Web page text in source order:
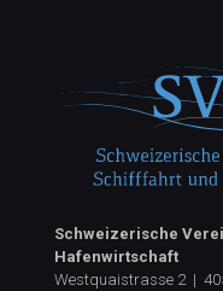
Schweizerische
Hafenwirtschaft
Westquaistrasse 2 |